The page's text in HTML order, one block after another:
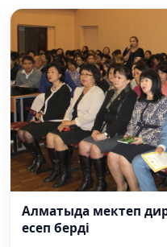
Алматыда мектеп
есеп берді